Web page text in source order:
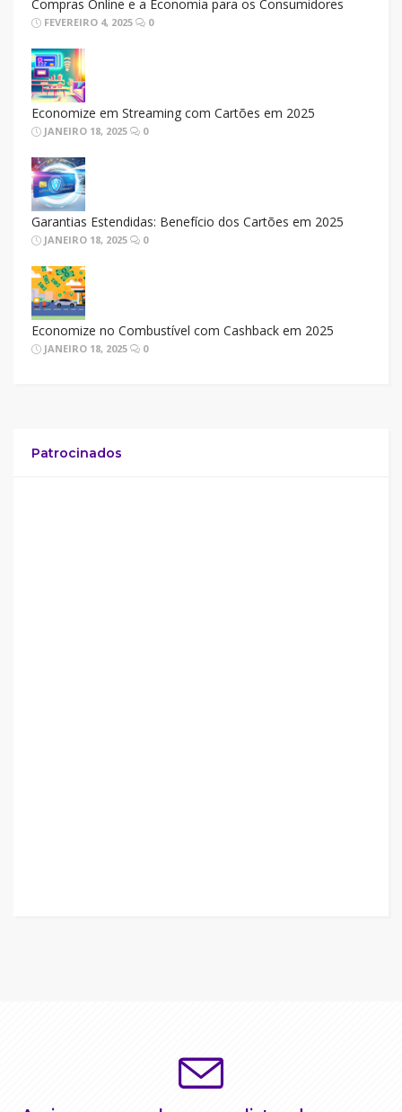
Compras Online e a Economia para os Consumidores
FEVEREIRO 4, 2025 0
Economize em Streaming com Cartões em 2025
JANEIRO 18, 2025 0
Garantias Estendidas: Benefício dos Cartões em 2025
JANEIRO 18, 2025 0
Economize no Combustível com Cashback em 2025
JANEIRO 18, 2025 0
Patrocinados